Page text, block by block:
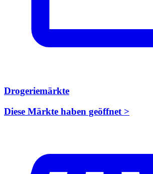
Drogeriemärkte
Diese Märkte haben geöffnet >